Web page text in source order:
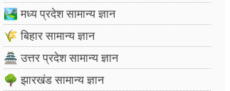
🏞️ मध्य प्रदेश सामान्य ज्ञान
🌾 बिहार सामान्य ज्ञान
🏯 उत्तर प्रदेश सामान्य ज्ञान
🌳 झारखंड सामान्य ज्ञान